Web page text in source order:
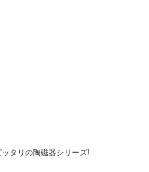
タリの陶磁器シリーズ!